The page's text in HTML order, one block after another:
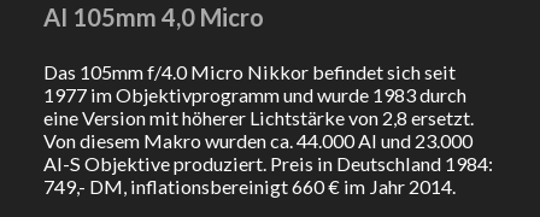
AI 105mm 4,0 Micro
Das 105mm f/4.0 Micro Nikkor befindet sich seit
1977 im Objektivprogramm und wurde 1983 durch
eine Version mit höherer Lichtstärke von 2,8 ersetzt.
Von diesem Makro wurden ca. 44.000 AI und 23.000
AI-S Objektive produziert. Preis in Deutschland 1984:
749,- DM, inflationsbereinigt 660 € im Jahr 2014.